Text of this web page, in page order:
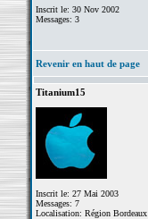
Inscrit le: 30 Nov 2002
Messages: 3
Revenir en haut de page
Titanium15
Inscrit le: 27 Mai 2003
Messages: 7
Localisation: Région Bordeaux